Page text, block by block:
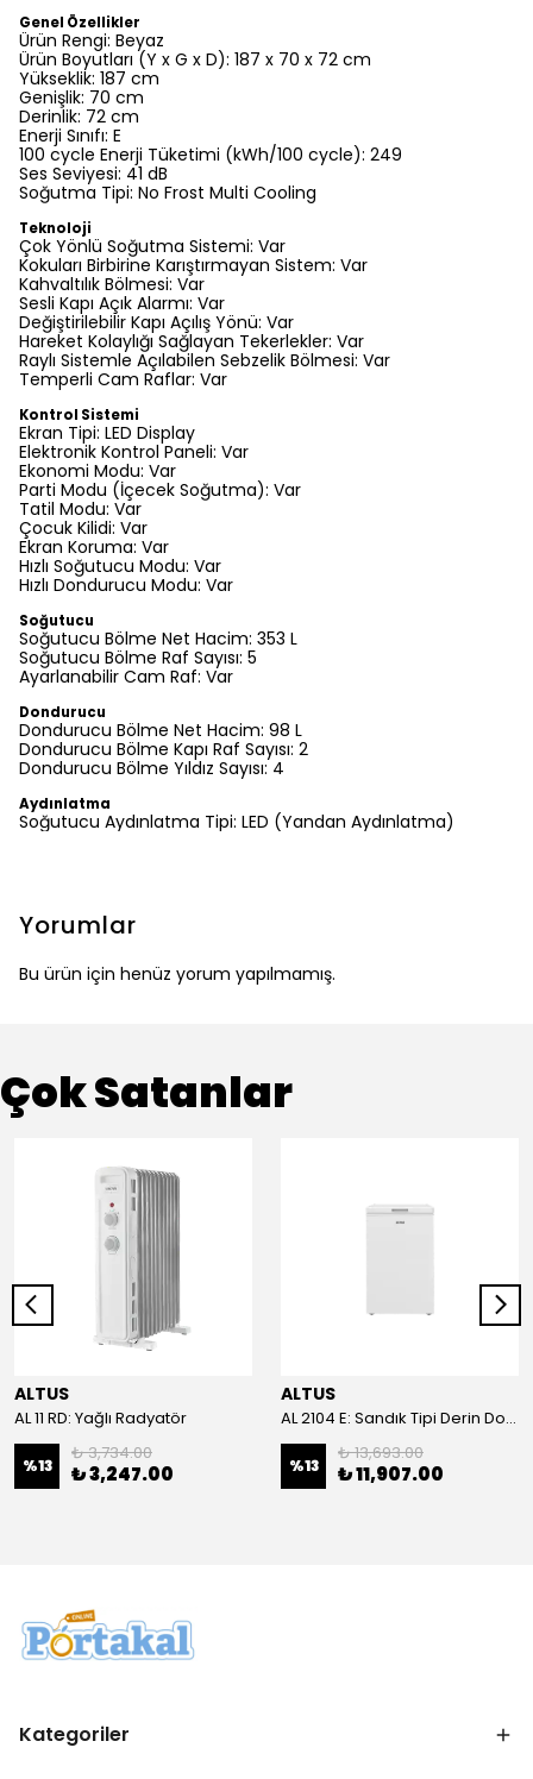
Genel Özellikler
Ürün Rengi: Beyaz
Ürün Boyutları (Y x G x D): 187 x 70 x 72 cm
Yükseklik: 187 cm
Genişlik: 70 cm
Derinlik: 72 cm
Enerji Sınıfı: E
100 cycle Enerji Tüketimi (kWh/100 cycle): 249
Ses Seviyesi: 41 dB
Soğutma Tipi: No Frost Multi Cooling
Teknoloji
Çok Yönlü Soğutma Sistemi: Var
Kokuları Birbirine Karıştırmayan Sistem: Var
Kahvaltılık Bölmesi: Var
Sesli Kapı Açık Alarmı: Var
Değiştirilebilir Kapı Açılış Yönü: Var
Hareket Kolaylığı Sağlayan Tekerlekler: Var
Raylı Sistemle Açılabilen Sebzelik Bölmesi: Var
Temperli Cam Raflar: Var
Kontrol Sistemi
Ekran Tipi: LED Display
Elektronik Kontrol Paneli: Var
Ekonomi Modu: Var
Parti Modu (İçecek Soğutma): Var
Tatil Modu: Var
Çocuk Kilidi: Var
Ekran Koruma: Var
Hızlı Soğutucu Modu: Var
Hızlı Dondurucu Modu: Var
Soğutucu
Soğutucu Bölme Net Hacim: 353 L
Soğutucu Bölme Raf Sayısı: 5
Ayarlanabilir Cam Raf: Var
Dondurucu
Dondurucu Bölme Net Hacim: 98 L
Dondurucu Bölme Kapı Raf Sayısı: 2
Dondurucu Bölme Yıldız Sayısı: 4
Aydınlatma
Soğutucu Aydınlatma Tipi: LED (Yandan Aydınlatma)
Yorumlar
Bu ürün için henüz yorum yapılmamış.
Çok Satanlar
ALTUS
AL 11 RD: Yağlı Radyatör
%13
₺ 3,734.00
₺ 3,247.00
ALTUS
AL 2104 E: Sandık Tipi Derin Dondurucu
%13
₺ 13,693.00
₺ 11,907.00
Kategoriler